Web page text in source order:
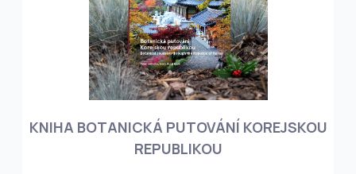
KNIHA BOTANICKÁ PUTOVÁNÍ KOREJSKOU
REPUBLIKOU